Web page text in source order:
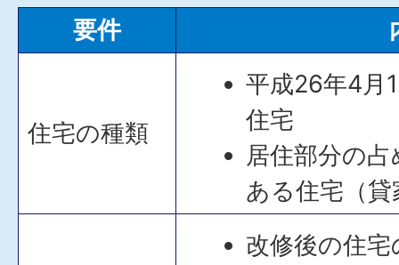
要件
住宅の種類
平成26年4月
住宅
居住部分の
ある住宅（
改修後の住